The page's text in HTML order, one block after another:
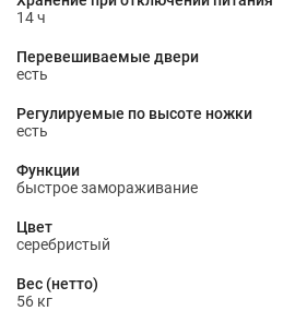
14 ч
Перевешиваемые двери
есть
Регулируемые по высоте ножки
есть
Функции
быстрое замораживание
Цвет
серебристый
Вес (нетто)
56 кг